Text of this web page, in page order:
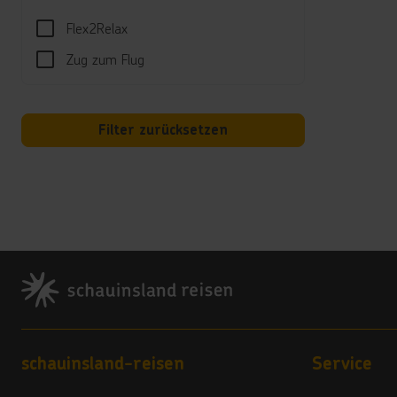
Flex2Relax
Zug zum Flug
Filter zurücksetzen
"The
Footer
Footer navigation
schauinsland-reisen Service